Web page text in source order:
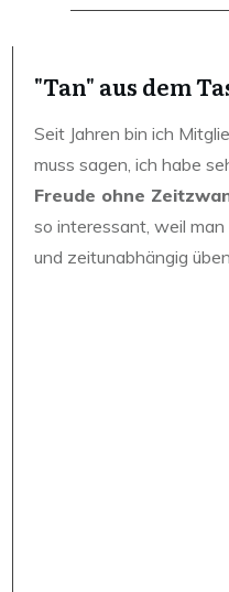
"Tan" aus dem
Seit Jahren bin ich
muss sagen, ich habe
Freude ohne
so interessant, weil
und zeitunabhängig